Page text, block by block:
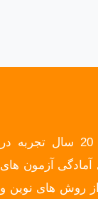
موسسه انتشاراتی پارسیان دانش بیش از 20 سال تجربه در
آزمون های
از روش های نوین و